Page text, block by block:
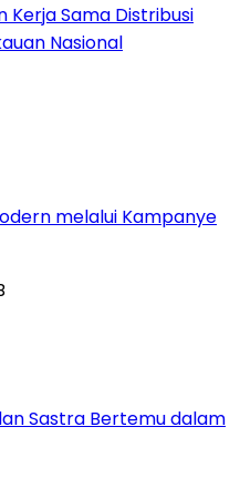
Kerja Sama Distribusi
Nasional
melalui Kampanye
Sastra Bertemu dalam